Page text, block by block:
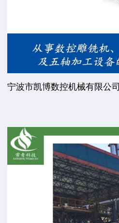
宁波市凯博数控机械有限公司